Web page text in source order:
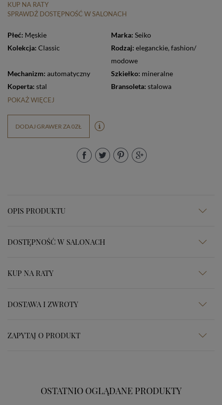
KUP NA RATY
SPRAWDŹ DOSTĘPNOŚĆ W SALONACH
Płeć: Męskie Marka: Seiko
Kolekcja: Classic Rodzaj: eleganckie,
modowe
Mechanizm: automatyczny Szkiełko: mineralne
Koperta: stal Bransoleta: stalowa
POKAŻ WIĘCEJ
DODAJ GRAWER ZA 0ZŁ
OPIS PRODUKTU
DOSTĘPNOŚĆ W SALONACH
KUP NA RATY
DOSTAWA I ZWROTY
ZAPYTAJ O PRODUKT
OSTATNIO OGLĄDANE PRODUKTY